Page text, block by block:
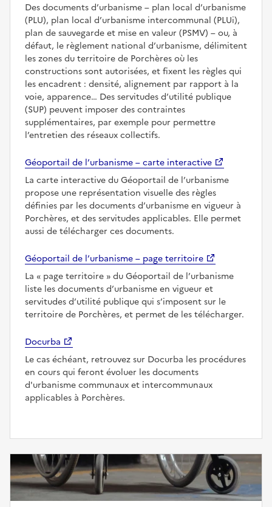
Des documents d’urbanisme – plan local d’urbanisme
(PLU), plan local d’urbanisme intercommunal (PLUi),
plan de sauvegarde et mise en valeur (PSMV) – ou, à
défaut, le règlement national d’urbanisme, délimitent
les zones du territoire de Porchères où les
constructions sont autorisées, et fixent les règles qui
les encadrent : densité, alignement par rapport à la
voie, apparence… Des servitudes d’utilité publique
(SUP) peuvent imposer des contraintes
supplémentaires, par exemple pour permettre
l’entretien des réseaux collectifs.
Géoportail de l’urbanisme – carte interactive
La carte interactive du Géoportail de l’urbanisme
propose une représentation visuelle des règles
définies par les documents d’urbanisme en vigueur à
Porchères, et des servitudes applicables. Elle permet
aussi de télécharger ces documents.
Géoportail de l’urbanisme – page territoire
La
page territoire
du Géoportail de l’urbanisme
liste les documents d’urbanisme en vigueur et
servitudes d’utilité publique qui s’imposent sur le
territoire de Porchères, et permet de les télécharger.
Docurba
Le cas échéant, retrouvez sur Docurba les procédures
en cours qui feront évoluer les documents
d'urbanisme communaux et intercommunaux
applicables à Porchères.